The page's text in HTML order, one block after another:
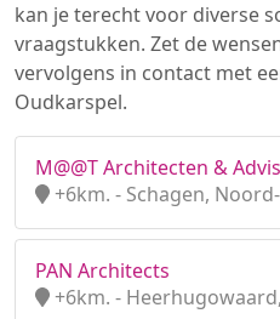
kan je terecht voor diverse
vraagstukken. Zet de
vervolgens in contact met
Oudkarspel.
M@@T Architecten &
+6km. - Schagen,
PAN Architects
+6km. -